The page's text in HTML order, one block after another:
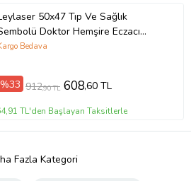
50x47 Tıp Ve Sağlık
Doktor Hemşire Eczacı
Tablo Mdf Ahşap Lazer Kesim
Bedava
%33 912,90 TL 608,60 TL
TL'den Başlayan Taksitlerle
Fazla Kategori